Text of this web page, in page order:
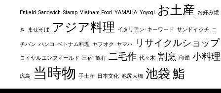
で
示
で
示
Enfield Sandwich Stamp Vietnam Food YAMAHA Yoyogi お土産 お好み焼
き まぜそば アジア料理 イタリアン キーワード サンドイッチ ニ
チバン ハンコ ベトナム料理 ヤフオク ヤマハ リサイクルショップ
ロイヤルエンフィールド 三宿 亀有 二毛作 代々木 割烹 印鑑 小料理
広島 当時物 手土産 日本文化 池尻大橋 池袋 鮨